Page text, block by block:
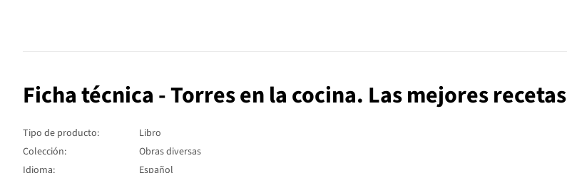
Ficha técnica - Torres en la cocina. Las mejores recetas
Tipo de producto:
Libro
Colección:
Obras diversas